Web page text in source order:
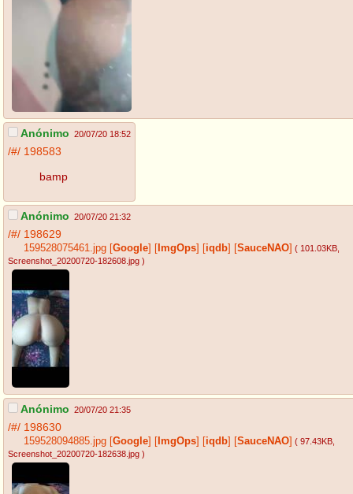
Anónimo 20/07/20 18:52
/#/ 198583
bamp
Anónimo 20/07/20 21:32
/#/ 198629
159528075461.jpg [Google] [ ImgOps] [iqdb] [SauceNAO] ( 101.03KB
Screenshot_20200720-182608.jpg )
Anónimo 20/07/20 21:35
/#/ 198630
159528094885.jpg [Google] [ ImgOps] [iqdb] [SauceNAO] ( 97.43KB
Screenshot_20200720-182638.jpg )